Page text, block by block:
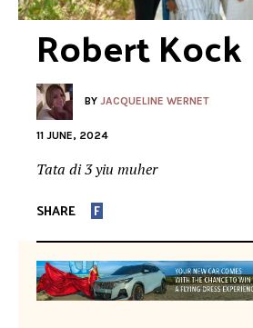
Robert Kock
BY JACQUELINE WERNET
11 JUNE, 2024
Tata di 3 yiu muher
SHARE F